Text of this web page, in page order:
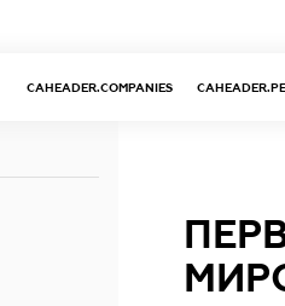
CAHEADER.COMPANIES